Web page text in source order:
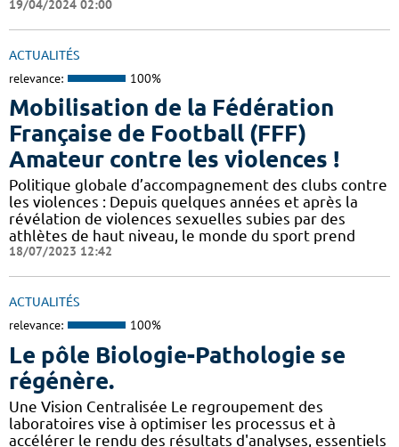
19/04/2024 02:00
ACTUALITÉS
relevance: 100%
Mobilisation de la Fédération
Française de Football (FFF)
Amateur contre les violences !
Politique globale d’accompagnement des clubs contre
les violences : Depuis quelques années et après la
révélation de violences sexuelles subies par des
athlètes de haut niveau, le monde du sport prend
18/07/2023 12:42
ACTUALITÉS
relevance: 100%
Le pôle Biologie-Pathologie se
régénère.
Une Vision Centralisée Le regroupement des
laboratoires vise à optimiser les processus et à
accélérer le rendu des résultats d'analyses, essentiels